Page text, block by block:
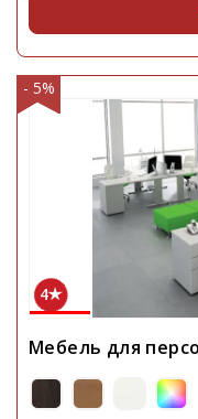
- 5%
4
Мебель для